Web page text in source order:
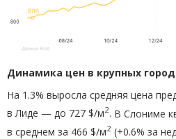
Динамика цен в крупных
На 1.3% выросла средняя цена
в Лиде — до 727 $/м2. В Слониме
в среднем за 466 $/м2 (+0.6% за